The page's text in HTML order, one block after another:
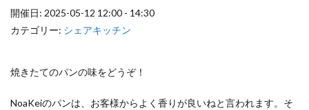
開催日: 2025-05-12 12:00 - 14:30
カテゴリー: シェアキッチン
焼きたてのパンの味をどうぞ！
NoaKeiのパンは、お客様からよく香りが良いねと言われます。そ